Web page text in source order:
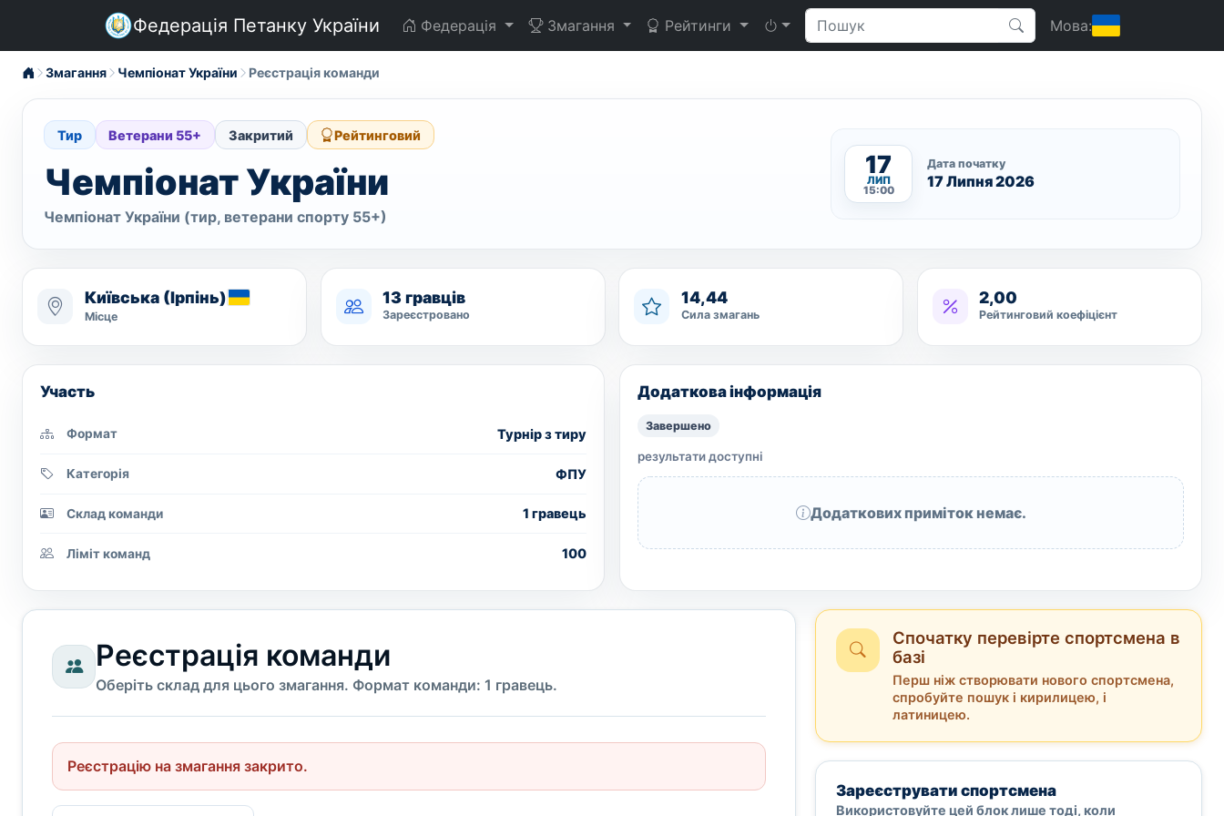
Федерація Петанку України Федерація Змагання Рейтинги Мова:
Змагання Чемпіонат України Реєстрація команди
Тир Ветерани 55+ Закритий Рейтинговий
Чемпіонат України
Чемпіонат України (тир, ветерани спорту 55+)
17
ЛИП
15:00
Дата початку
17 Липня 2026
Київська (Ірпінь)
Місце
13 гравців
Зареєстровано
14,44
Сила змагань
2,00
Рейтинговий коефіцієнт
Участь
Формат Турнір з тиру
Категорія ФПУ
Склад команди 1 гравець
Ліміт команд 100
Додаткова інформація
Завершено
результати доступні
Додаткових приміток немає.
Реєстрація команди
Оберіть склад для цього змагання. Формат команди: 1 гравець.
Реєстрацію на змагання закрито.
Спочатку перевірте спортсмена в
базі
Перш ніж створювати нового спортсмена,
спробуйте пошук і кирилицею, і
латиницею.
Зареєструвати спортсмена
Використовуйте цей блок лише тоді, коли